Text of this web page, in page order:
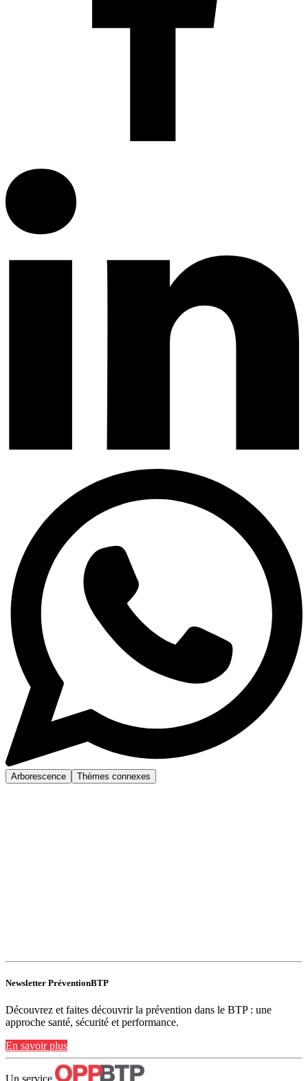
Arborescence Thèmes connexes
Newsletter PréventionBTP
Découvrez et faites découvrir la prévention dans le BTP : une
approche santé, sécurité et performance.
En savoir plus
Un service